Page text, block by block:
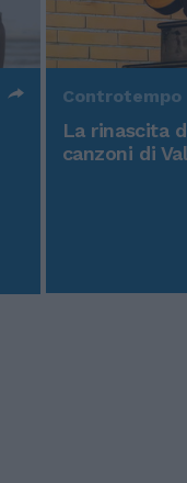
Controtempo
La rinascita
canzoni di